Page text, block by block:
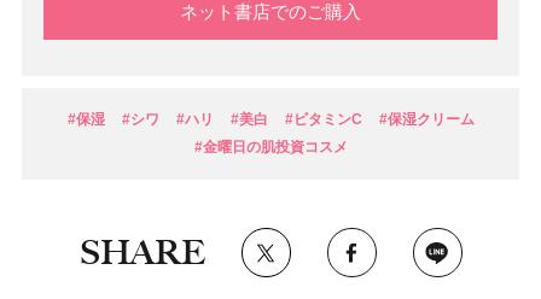
ネット書店でのご購入
#保湿 #シワ #ハリ #美白 #ビタミンC
#保湿クリーム
#金曜日の肌投資コスメ
SHARE